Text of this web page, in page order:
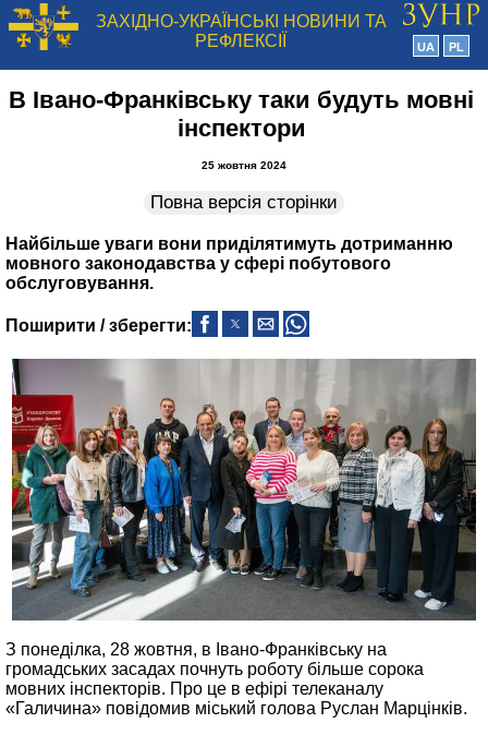
ЗАХІДНО-УКРАЇНСЬКІ НОВИНИ ТА
РЕФЛЕКСІЇ
UA PL
В Івано-Франківську таки будуть мовні
інспектори
25 жовтня 2024
Повна версія сторінки
Найбільше уваги вони приділятимуть дотриманню
мовного законодавства у сфері побутового
обслуговування.
Поширити / зберегти:
З понеділка, 28 жовтня, в Івано-Франківську на
громадських засадах почнуть роботу більше сорока
мовних інспекторів. Про це в ефірі телеканалу
«Галичина» повідомив міський голова Руслан Марцінків.